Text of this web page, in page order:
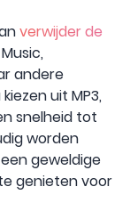
verwijder de
andere
uit MP3,
snelheid tot
worden
geweldige
genieten voor